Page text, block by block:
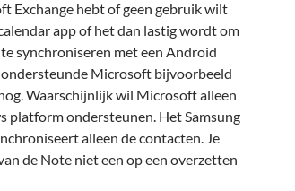
Exchange hebt of geen gebruik wilt
app of het dan lastig wordt om
synchroniseren met een Android
Microsoft bijvoorbeeld
Waarschijnlijk wil Microsoft alleen
platform ondersteunen. Het Samsung
alleen de contacten. Je
de Note niet een op een overzetten